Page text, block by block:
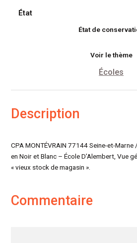
État
État de
Voir le thème
Écoles
Description
CPA MONTÉVRAIN 77144 Seine-et-
en Noir et Blanc – École D’Alembert, Vue
« vieux stock de magasin ».
Commentaire